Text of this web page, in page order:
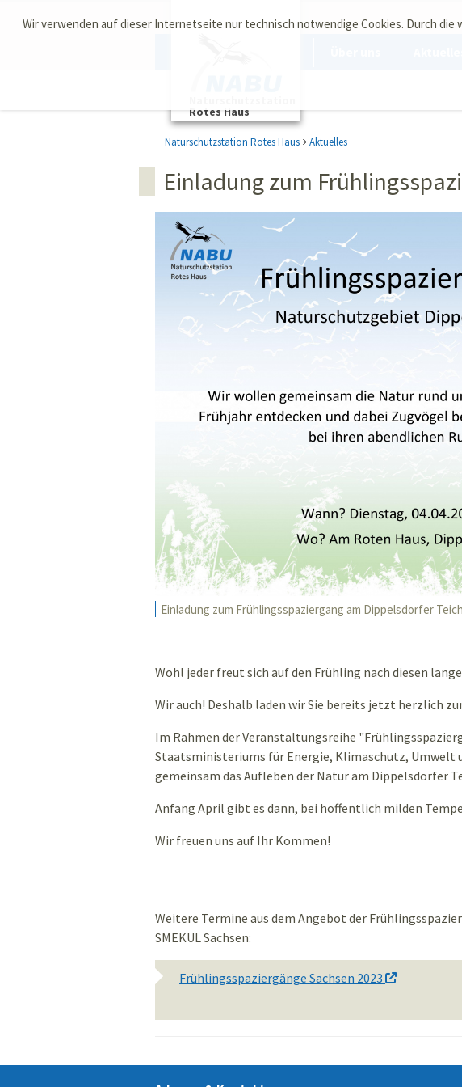
Wir verwenden auf dieser Internetseite nur technisch notwendige Cookies. Durch
Rotes Haus
Naturschutzstation Rotes Haus Aktuelles
Einladung zum
Einladung zum Frühlingsspaziergang am Dippelsdorfer
Wohl jeder freut sich auf den Frühling nach diesen
Wir auch! Deshalb laden wir Sie bereits jetzt herzlich
Im Rahmen der Veranstaltungsreihe
Staatsministeriums für Energie, Klimaschutz, Umwelt
gemeinsam das Aufleben der Natur am Dippelsdorfer
Anfang April gibt es dann, bei hoffentlich milden
Wir freuen uns auf Ihr Kommen!
Weitere Termine aus dem Angebot der
SMEKUL Sachsen:
Frühlingsspaziergänge Sachsen 2023